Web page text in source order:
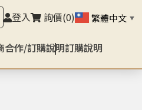
登入 詢價(0) 繁體中文 ▼
合作/訂購說明訂購說明